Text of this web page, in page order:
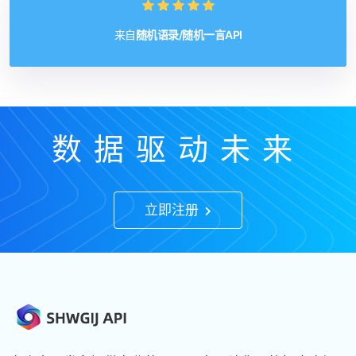
来自随机语录/随机一言API
数据驱动未来
立即注册